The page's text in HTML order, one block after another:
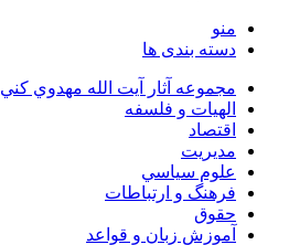
منو
دسته بندی ها
مجموعه آثار آيت الله مهدوي كني
الهیات و فلسفه
اقتصاد
مديريت
علوم سياسي
فرهنگ و ارتباطات
حقوق
آموزش زبان و قواعد